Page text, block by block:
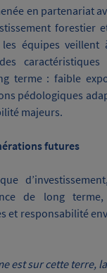
en partenariat
forestier
les équipes veillent
terme : faible
pédologiques
majeurs.
futures
de long
et responsabilité
est sur cette terre,